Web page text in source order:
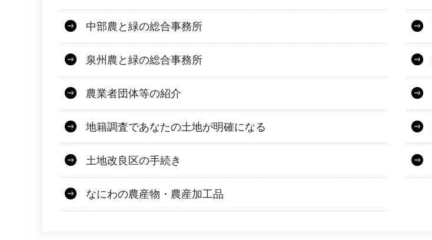
中部農と緑の総合事務所
泉州農と緑の総合事務所
農業者団体等の紹介
地籍調査であなたの土地が明確になる
土地改良区の手続き
なにわの農産物・農産加工品